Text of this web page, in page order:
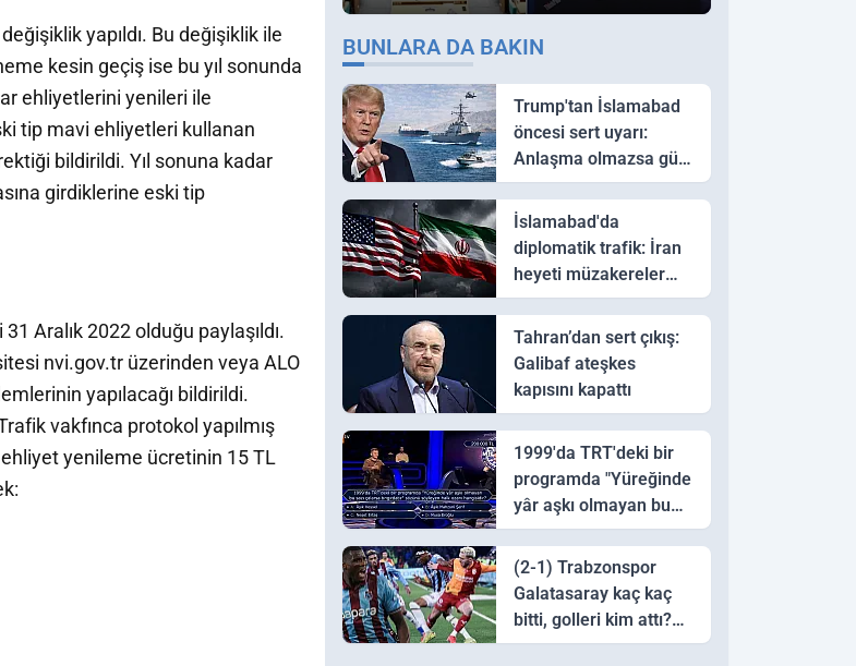
yapıldı. Bu değişiklik ile
kesin geçiş ise bu yıl sonunda
ehliyetlerini yenileri ile
tip mavi ehliyetleri kullanan
bildirildi. Yıl sonuna kadar
girdiklerine eski tip
Aralık 2022 olduğu paylaşıldı.
nvi.gov.tr üzerinden veya ALO
yapılacağı bildirildi.
vakfınca protokol yapılmış
yenileme ücretinin 15 TL
Ezber Bozan "Erdoğan" ve
"İmamoğlu" Çıkışı!
BUNLARA DA BAKIN
Trump'tan İslamabad
öncesi sert uyarı:
Anlaşma olmazsa güç
kullanırız
İslamabad'da
diplomatik trafik: İran
heyeti müzakereler
için Pakistan'a ulaştı
Tahran’dan sert çıkış:
Galibaf ateşkes
kapısını kapattı
1999'da TRT'deki bir
programda "Yüreğinde
yâr aşkı olmayan bu
sazı çalarsa tingirdatır"
sözünü söyleyen halk
ozanı hangisidir?
(2-1) Trabzonspor
Galatasaray kaç kaç
bitti, golleri kim attı?
Trabzonspor